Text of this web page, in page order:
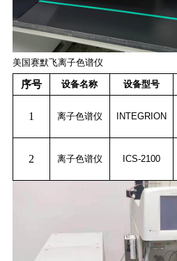
美国赛默飞离子色谱仪
序号 设备名称 设备型号
1 离子色谱仪 INTEGRION
2 离子色谱仪 ICS-2100